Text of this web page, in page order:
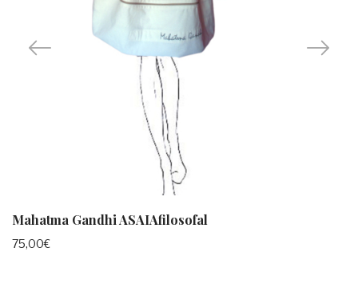
Mahatma Gandhi ASAIAfilosofal
75,00€